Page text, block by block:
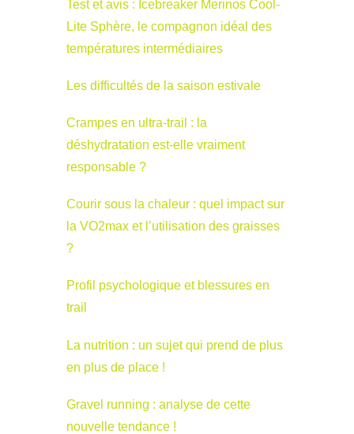
Test et avis : Icebreaker Merinos Cool-
Lite Sphère, le compagnon idéal des
températures intermédiaires
Les difficultés de la saison estivale
Crampes en ultra-trail : la
déshydratation est-elle vraiment
responsable ?
Courir sous la chaleur : quel impact sur
la VO2max et l’utilisation des graisses
?
Profil psychologique et blessures en
trail
La nutrition : un sujet qui prend de plus
en plus de place !
Gravel running : analyse de cette
nouvelle tendance !